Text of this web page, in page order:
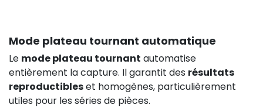
Mode plateau tournant automatique
Le mode plateau tournant automatise
entièrement la capture. Il garantit des résultats
reproductibleset homogènes, particulièrement
utiles pour les séries de pièces.